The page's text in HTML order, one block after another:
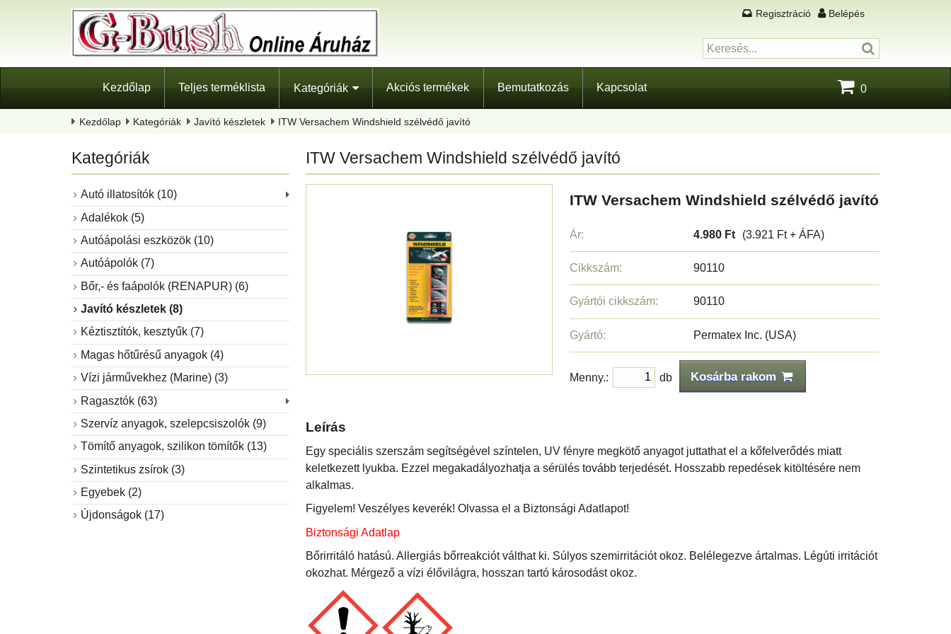
Regisztráció Belépés
Kezdőlap Teljes terméklista Kategóriák Akciós termékek Bemutatkozás Kapcsolat 0
Kezdőlap Kategóriák Javító készletek ITW Versachem Windshield szélvédő javító
ITW Versachem Windshield szélvédő javító
ITW Versachem Windshield szélvédő javító
Ár: 4.980 Ft (3.921 Ft + ÁFA)
Cikkszám: 90110
Gyártói cikkszám: 90110
Gyártó: Permatex Inc. (USA)
Menny.: db Kosárba rakom
Leírás
Egy speciális szerszám segítségével színtelen, UV fényre megkötő anyagot juttathat el a kőfelverődés miatt
keletkezett lyukba. Ezzel megakadályozhatja a sérülés tovább terjedését. Hosszabb repedések kitöltésére nem
alkalmas.
Figyelem! Veszélyes keverék! Olvassa el a Biztonsági Adatlapot!
Biztonsági Adatlap
Bőrirritáló hatású. Allergiás bőrreakciót válthat ki. Súlyos szemirritációt okoz. Belélegezve ártalmas. Légúti irritációt
okozhat. Mérgező a vízi élővilágra, hosszan tartó károsodást okoz.
Kategóriák
Autó illatosítók (10)
Adalékok (5)
Autóápolási eszközök (10)
Autóápolók (7)
Bőr,- és faápolók (RENAPUR) (6)
Javító készletek (8)
Kéztisztítók, kesztyűk (7)
Magas hőtűrésű anyagok (4)
Vízi járművekhez (Marine) (3)
Ragasztók (63)
Szervíz anyagok, szelepcsiszolók (9)
Tömítő anyagok, szilikon tömítők (13)
Szintetikus zsírok (3)
Egyebek (2)
Újdonságok (17)